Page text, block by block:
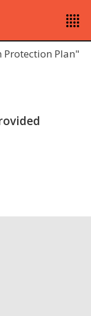
Protection Plan"